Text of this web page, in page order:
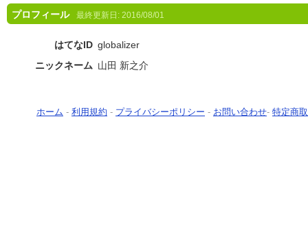
プロフィール 最終更新日: 2016/08/01
はてなID globalizer
ニックネーム 山田 新之介
ホーム - 利用規約 - プライバシーポリシー - お問い合わせ- 特定商